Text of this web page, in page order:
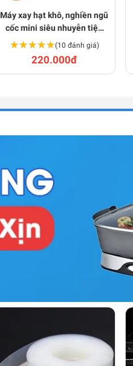
Máy xay hạt khô, nghiền ngũ
cốc mini siêu nhuyễn tiện
lợi E157
★★★★★
★★★★★(10 đánh giá)
220.000đ